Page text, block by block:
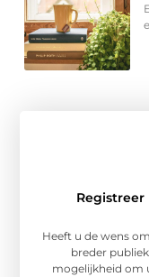
Heeft u de wens
breder
mogelijkheid om